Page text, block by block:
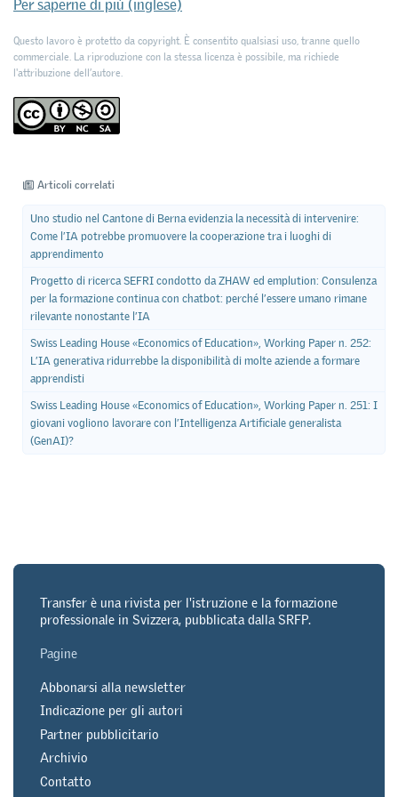
Per saperne di più (inglese)
Questo lavoro è protetto da copyright. È consentito qualsiasi uso, tranne quello
commerciale. La riproduzione con la stessa licenza è possibile, ma richiede
l'attribuzione dell’autore.
Articoli correlati
Uno studio nel Cantone di Berna evidenzia la necessità di intervenire:
Come l’IA potrebbe promuovere la cooperazione tra i luoghi di
apprendimento
Progetto di ricerca SEFRI condotto da ZHAW ed emplution: Consulenza
per la formazione continua con chatbot: perché l’essere umano rimane
rilevante nonostante l’IA
Swiss Leading House «Economics of Education», Working Paper n. 252:
L’IA generativa ridurrebbe la disponibilità di molte aziende a formare
apprendisti
Swiss Leading House «Economics of Education», Working Paper n. 251: I
giovani vogliono lavorare con l’Intelligenza Artificiale generalista
(GenAI)?
Transfer è una rivista per l'istruzione e la formazione
professionale in Svizzera, pubblicata dalla SRFP.
Pagine
Abbonarsi alla newsletter
Indicazione per gli autori
Partner pubblicitario
Archivio
Contatto